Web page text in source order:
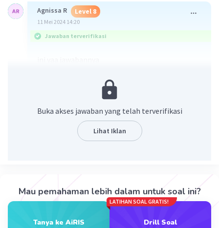
Agnissa R Level 8
11 Mei 2024 14:20
Jawaban terverifikasi
Cahya S Level 34
terimakasiii
Buka akses jawaban yang telah terverifikasi
Lihat Iklan
Mau pemahaman lebih dalam untuk soal ini?
Tanya ke AiRIS
LATIHAN SOAL GRATIS!
Drill Soal